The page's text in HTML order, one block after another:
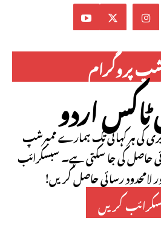
پروگرام
اردو
کی ہر کہانی تک ہمارے ممبرشپ
حاصل کی جا سکتی ہے۔ سبسکرائب
لامحدود رسائی حاصل کریں!
کریں